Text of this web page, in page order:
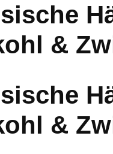
&
&